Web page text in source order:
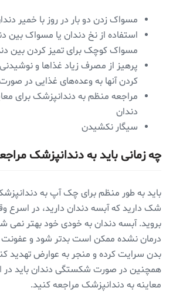
مسواک زدن دو بار در روز با خمیر
استفاده از نخ دندان یا مسواک بین
مسواک کوچک برای تمیز کردن بین
پرهیز از مصرف زیاد غذاها و
کردن آنها به وعده‌های غذایی در
مراجعه منظم به دندانپزشک برای
دندان
سیگار نکشیدن
چه زمانی باید به دندانپزشک
باید به طور منظم برای چک آپ به
شک دارید که آبسه دندان دارید، در اسرع
بروید. آبسه دندان به خودی خود بهتر نمی
درمان نشده ممکن است بدتر شود و
بدن سرایت کرده و منجر به عوارض تهدید
همچنین در صورت شکستگی دندان باید در
معاینه به دندانپزشک مراجعه کنید.